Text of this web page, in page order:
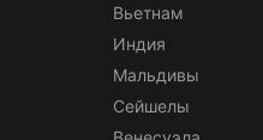
Вьетнам
Индия
Мальдивы
Сейшелы